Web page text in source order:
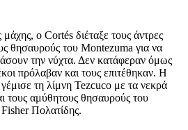
ο Cortés διέταξε τους άντρες
θησαυρούς του Montezuma για να
την νύχτα. Δεν κατάφεραν όμως
πρόλαβαν και τους επιτέθηκαν. Η
τη λίμνη Tezcuco με τα νεκρά
τους αμύθητους θησαυρούς του
Πολατίδης.